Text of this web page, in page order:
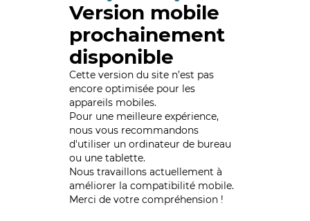
Version mobile
prochainement
disponible
Cette version du site n’est pas
encore optimisée pour les
appareils mobiles.
Pour une meilleure expérience,
nous vous recommandons
d'utiliser un ordinateur de bureau
ou une tablette.
Nous travaillons actuellement à
améliorer la compatibilité mobile.
Merci de votre compréhension !